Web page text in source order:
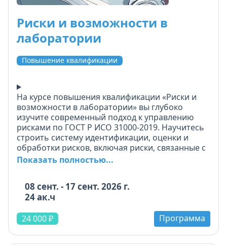
Риски и возможности в
лаборатории
Повышение квалификации
На курсе повышения квалификации «Риски и
возможности в лаборатории» вы глубоко
изучите современный подход к управлению
рисками по ГОСТ Р ИСО 31000-2019. Научитесь
строить систему идентификации, оценки и
обработки рисков, включая риски, связанные с
беспристрастностью и конфиденциальностью.
развития лаборатории и использовать их.
Освоите полный цикл: от определения
критериев оценки до мониторинга
результативности мероприятий. В программе -
деловая игра, интерактивный модуль и
Показать полностью...
08 сент. - 17 сент. 2026 г.
24 ак.ч
24 000 ₽ Программа